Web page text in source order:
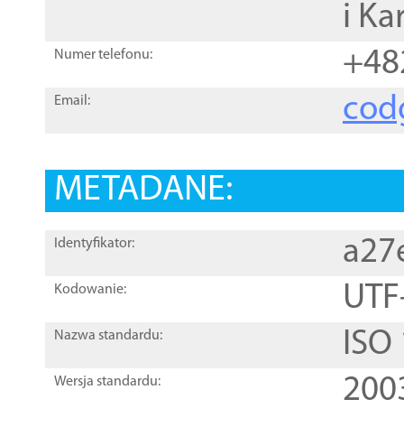
i
Numer telefonu:
Email:
METADANE:
Identyfikator:
Kodowanie:
Nazwa standardu:
Wersja standardu: